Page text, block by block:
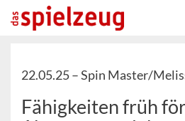
22.05.25 –Spin Master/
Fähigkeiten früh